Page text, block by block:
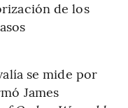
de los
se mide por
James